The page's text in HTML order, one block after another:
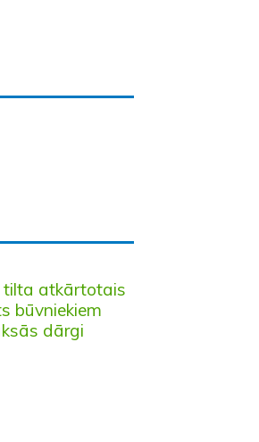
tilta atkārtotais
būvniekiem
dārgi